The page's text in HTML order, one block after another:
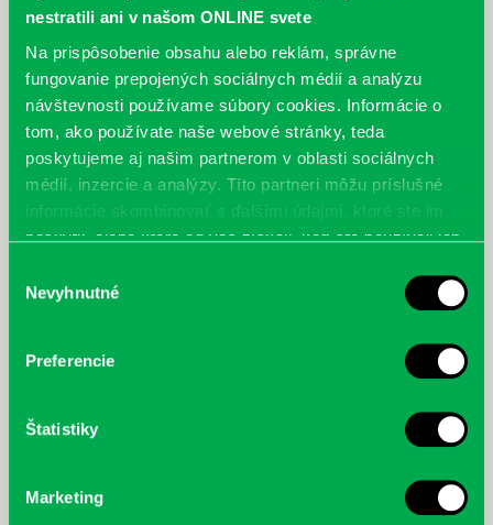
nestratili ani v našom ONLINE svete
Na prispôsobenie obsahu alebo reklám, správne
fungovanie prepojených sociálnych médií a analýzu
návštevnosti používame súbory cookies. Informácie o
tom, ako používate naše webové stránky, teda
poskytujeme aj našim partnerom v oblasti sociálnych
médií, inzercie a analýzy. Títo partneri môžu príslušné
informácie skombinovať s ďalšími údajmi, ktoré ste im
poskytli, alebo ktoré od vás získali, keď ste používali ich
súhlasu
Nevyhnutné
Preferencie
Štatistiky
Marketing
Prvá biografia najväčšieho
cyklistu modernej doby: